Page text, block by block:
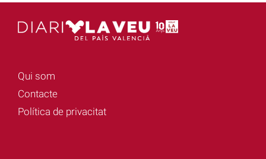
Qui som
Contacte
Política de privacitat